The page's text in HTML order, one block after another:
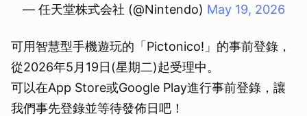
— 任天堂株式会社 (@Nintendo) May 19, 2026
可用智慧型手機遊玩的「Pictonico!」的事前登錄，
從2026年5月19日(星期二)起受理中。
可以在App Store或Google Play進行事前登錄，讓
我們事先登錄並等待發佈日吧！